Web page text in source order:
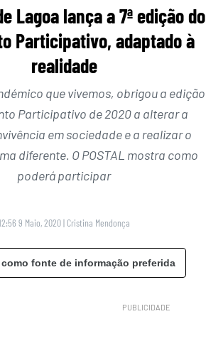
Lagoa lança a 7ª edição do
Participativo, adaptado à
realidade
que vivemos, obrigou a edição
Participativo de 2020 a alterar a
em sociedade e a realizar o
diferente. O POSTAL mostra como
poderá participar
9 Maio, 2020 | Cristina Mendonça
fonte de informação preferida